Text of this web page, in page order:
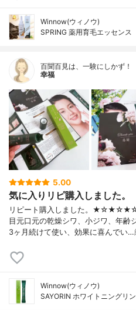
Winnow(ウィノウ)
SPRING 薬用育毛エッセンス
百聞百見は、一験にしかず！
幸福
5.00
気に入りリピ購入しました。
リピート購入しました。
目元口元の乾燥シワ、小ジワ、年齢
3ヶ月続けて使い、効果に喜んでい…
Winnow(ウィノウ)
SAYORIN ホワイトニングリ